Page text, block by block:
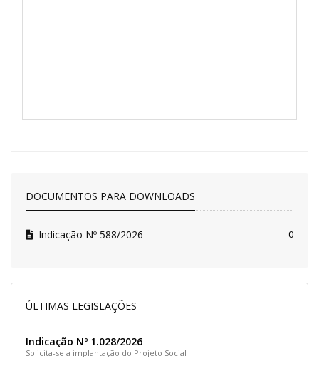
DOCUMENTOS PARA DOWNLOADS
Indicação Nº 588/2026 0
ÚLTIMAS LEGISLAÇÕES
Indicação Nº 1.028/2026
Solicita-se a implantação do Projeto Social